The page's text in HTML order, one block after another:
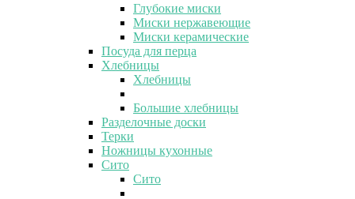
Глубокие миски
Миски нержавеющие
Миски керамические
Посуда для перца
Хлебницы
Хлебницы
Большие хлебницы
Разделочные доски
Терки
Ножницы кухонные
Сито
Сито